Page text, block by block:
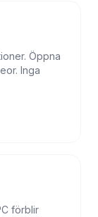
Öppna
Inga
förblir